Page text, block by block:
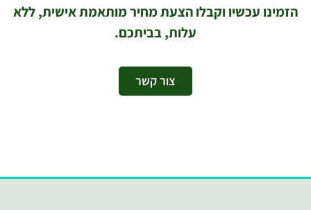
הזמינו עכשיו וקבלו הצעת מחיר מותאמת אישית, ללא
עלות, בביתכם.
צור קשר